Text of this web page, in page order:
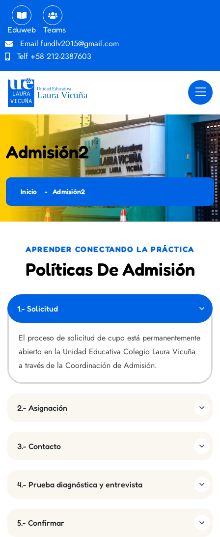
Eduweb Teams
Email fundlv2015@gmail.com
Telf +58 212-2387603
Admisión2
Inicio Admisión2
APRENDER CONECTANDO LA PRÁCTICA
Políticas De Admisión
1.- Solicitud
El proceso de solicitud de cupo está permanentemente
abierto en la Unidad Educativa Colegio Laura Vicuña
a través de la Coordinación de Admisión.
2.- Asignación
3.- Contacto
4.- Prueba diagnóstica y entrevista
5.- Confirmar